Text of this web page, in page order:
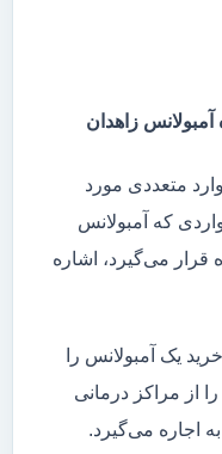
آمبولانس زاهدان
متعددی مورد
که آمبولانس
قرار می‌گیرد، اشاره
یک آمبولانس را
از مراکز درمانی
اجاره می‌گیرد.